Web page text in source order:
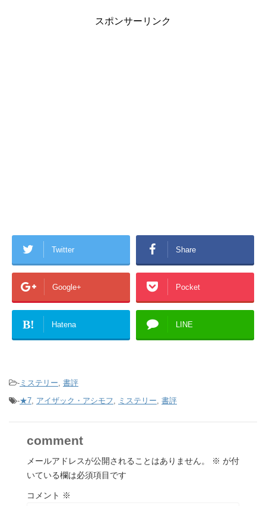
スポンサーリンク
Twitter Share
Google+ Pocket
B! Hatena LINE
- ミステリー, 書評
-★7, アイザック・アシモフ, ミステリー, 書評
comment
メールアドレスが公開されることはありません。 ※ が付
いている欄は必須項目です
コメント ※